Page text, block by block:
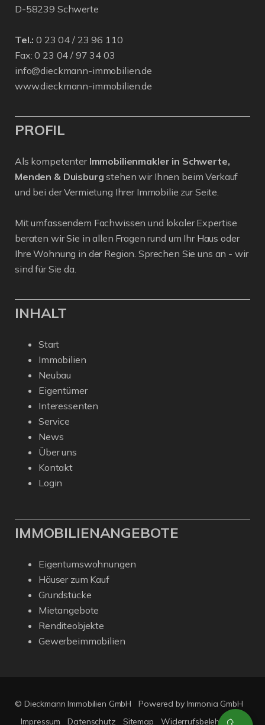
D-58239 Schwerte
Tel.: 0 23 04 / 23 96 110
Fax: 0 23 04 / 97 34 03
info@dieckmann-immobilien.de
www.dieckmann-immobilien.de
PROFIL
Als kompetenter Immobilienmakler in Schwerte,
Menden & Duisburg stehen wir Ihnen beim Verkauf
und bei der Vermietung Ihrer Immobilie zur Seite.
Mit umfassendem Fachwissen und lokaler Expertise
beraten wir Sie in allen Fragen rund um Ihr Haus oder
Ihre Wohnung in der Region. Sprechen Sie uns an - wir
sind für Sie da.
INHALT
Start
Immobilien
Neubau
Eigentümer
Interessenten
Service
News
Über uns
Kontakt
Login
IMMOBILIENANGEBOTE
Eigentumswohnungen
Häuser zum Kauf
Grundstücke
Mietangebote
Renditeobjekte
Gewerbeimmobilien
© Dieckmann Immobilien GmbH
Powered by Immonia GmbH
Impressum
Datenschutz Sitemap Widerrufsbelehrung